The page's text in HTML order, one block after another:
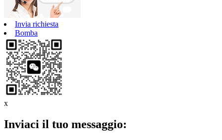
Invia richiesta
Bomba
x
Inviaci il tuo messaggio: